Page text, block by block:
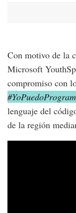
Con motivo de la
Microsoft
compromiso con
lenguaje del
de la región